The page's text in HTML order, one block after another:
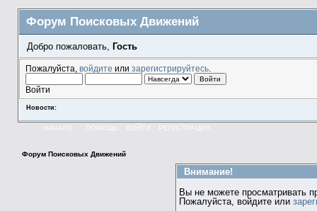
Форум Поисковых Движений
Добро пожаловать, Гость
Пожалуйста, войдите или зарегистрируйтесь.
Войти
Новости:
НАЧАЛО ПОМОЩЬ ВОЙТИ РЕГИСТРАЦИЯ
Форум Поисковых Движений
Внимание!
Вы не можете просматривать
Пожалуйста, войдите или